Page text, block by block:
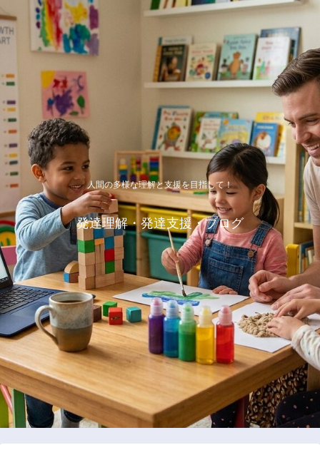
人間の多様な理解と支援を目指して！
発達理解・発達支援・ブログ